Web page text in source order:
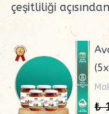
çeşitliliği
₺